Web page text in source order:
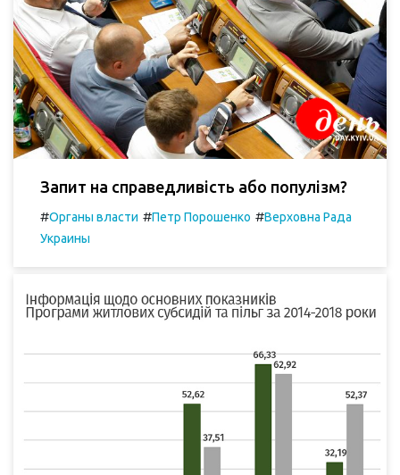
Запит на справедливість або популізм?
#Органы власти #Петр Порошенко #Верховна Рада
Украины